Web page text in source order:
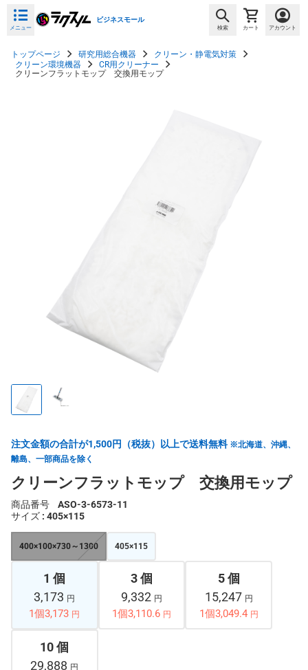
メニュー
ビジネスモール
検索 カート アカウント
トップページ 研究用総合機器
クリーン・静電気対策
クリーン環境機器
CR用クリーナー
クリーンフラットモップ 交換用モップ
注文金額の合計が1,500円（税抜）以上で送料無料 ※北海道、沖縄、
離島、一部商品を除く
クリーンフラットモップ 交換用モップ
商品番号
ASO-3-6573-11
サイズ : 405×115
400×100×730～1300 405×115
1 個
3,173 円
1個3,173 円
3 個
9,332 円
1個3,110.6 円
5 個
15,247 円
1個3,049.4 円
10 個
29,888 円